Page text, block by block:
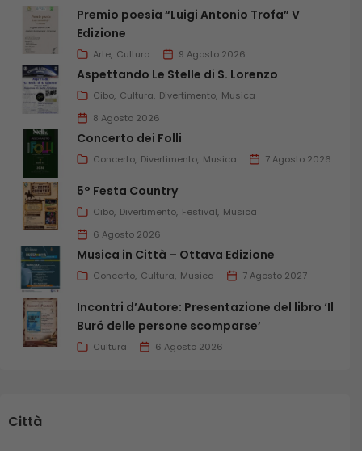
Premio poesia “Luigi Antonio Trofa” V
Edizione
Arte Cultura 9 Agosto 2026
Aspettando Le Stelle di S. Lorenzo
Cibo Cultura Divertimento Musica
8 Agosto 2026
Concerto dei Folli
Concerto Divertimento Musica 7 Agosto 2026
5° Festa Country
Cibo Divertimento Festival Musica
6 Agosto 2026
Musica in Città – Ottava Edizione
Concerto Cultura Musica 7 Agosto 2027
Incontri d’Autore: Presentazione del libro ‘Il
Buró delle persone scomparse’
Cultura 6 Agosto 2026
Città